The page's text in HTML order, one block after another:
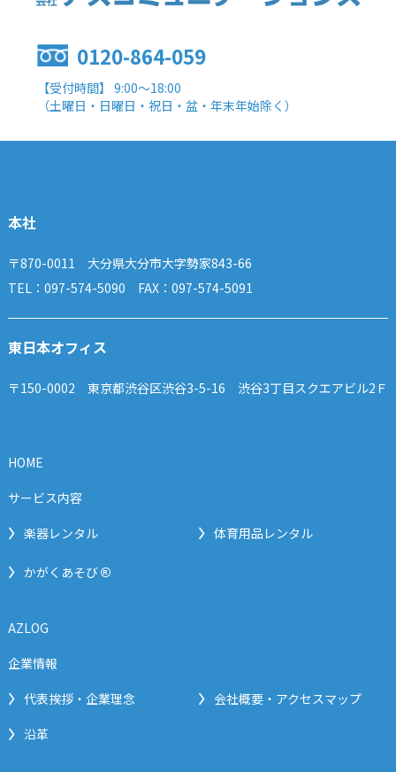
0120-864-059
【受付時間】 9:00～18:00
（土曜日・日曜日・祝日・盆・年末年始除く）
本社
〒870-0011 大分県大分市大字勢家843-66
TEL：097-574-5090 FAX：097-574-5091
東日本オフィス
〒150-0002 東京都渋谷区渋谷3-5-16 渋谷3丁目スクエアビル2Ｆ
HOME
サービス内容
楽器レンタル
体育用品レンタル
かがくあそび®
AZLOG
企業情報
代表挨拶・企業理念
会社概要・アクセスマップ
沿革